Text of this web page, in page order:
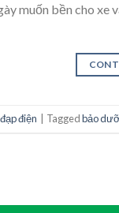
muốn bền cho
điện Taggedbảo